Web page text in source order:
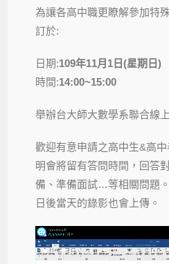
為讓各高中職更瞭解參加特
訂於:
日期:109年11月1日(星期日)
時間:14:00~15:00
舉辦台大師大數學系聯合線
歡迎有意申請之高中生&高
明會將留有答問時間，回答
備、準備面試…等相關問題。
日後當天的錄影也會上傳。
視
訊